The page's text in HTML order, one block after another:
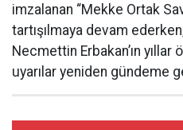
imzalanan “Mekke Ortak
tartışılmaya devam
Necmettin Erbakan’ın
uyarılar yeniden gündeme